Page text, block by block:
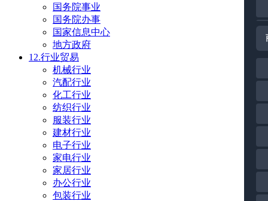
国务院事业
国务院办事
国家信息中心
地方政府
12.行业贸易
机械行业
汽配行业
化工行业
纺织行业
服装行业
建材行业
电子行业
家电行业
家居行业
办公行业
包装行业